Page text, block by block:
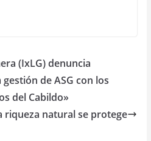
(IxLG) denuncia
de ASG con los
del Cabildo»
riqueza natural se protege